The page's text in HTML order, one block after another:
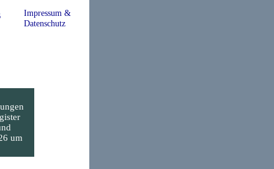
Impressum &
Datenschutz
um